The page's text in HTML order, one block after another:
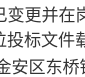
变更并在
投标文件
安区东